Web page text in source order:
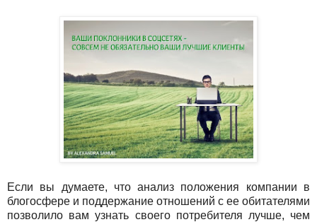
Если вы думаете, что анализ положения компании в
блогосфере и поддержание отношений с ее обитателями
позволило вам узнать своего потребителя лучше, чем